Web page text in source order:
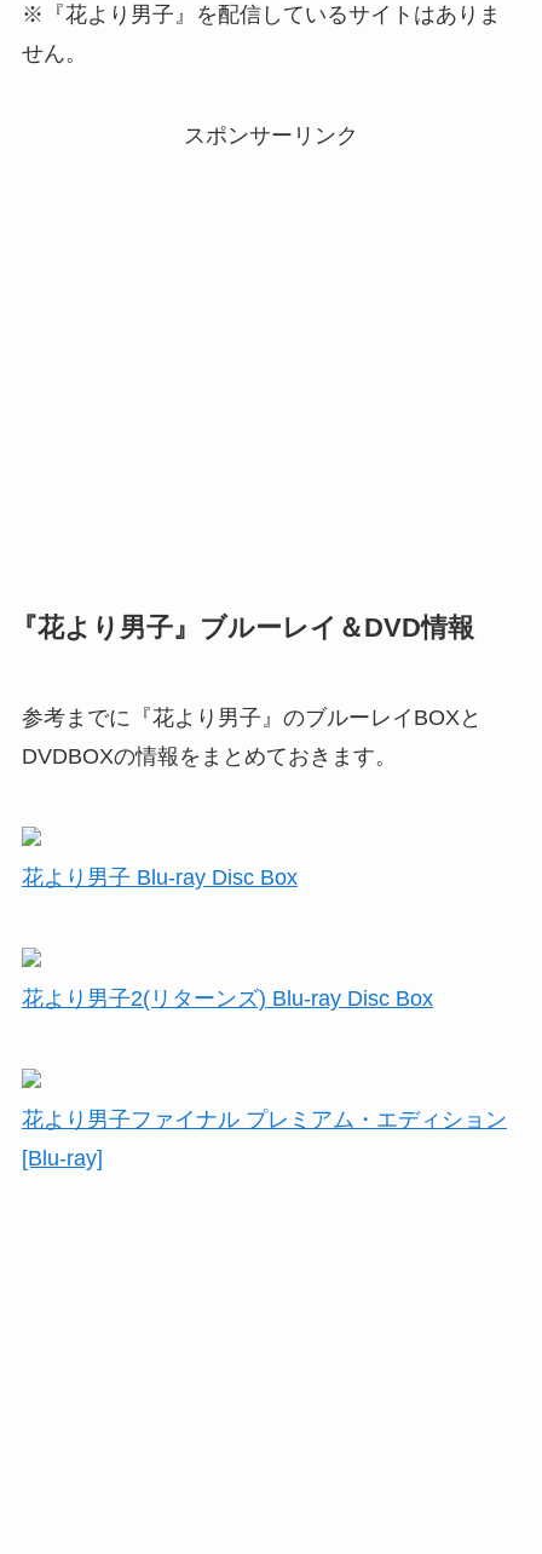
※『花より男子』を配信しているサイトはありま
せん。
スポンサーリンク
『花より男子』ブルーレイ＆DVD情報
参考までに『花より男子』のブルーレイBOXと
DVDBOXの情報をまとめておきます。
花より男子 Blu-ray Disc Box
花より男子2(リターンズ) Blu-ray Disc Box
花より男子ファイナル プレミアム・エディション
[Blu-ray]